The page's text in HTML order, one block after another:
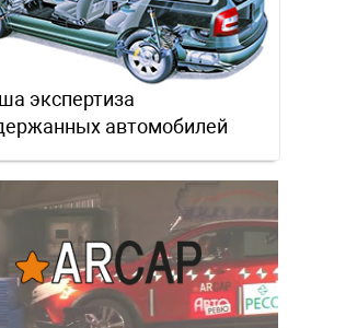
экспертиза
автомобилей